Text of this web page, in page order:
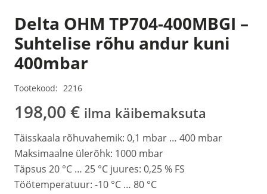
Delta OHM TP704-400MBGI –
Suhtelise rõhu andur kuni
400mbar
Tootekood: 2216
198,00 € ilma käibemaksuta
Täisskaala rõhuvahemik: 0,1 mbar … 400 mbar
Maksimaalne ülerõhk: 1000 mbar
Täpsus 20 °C … 25 °C juures: 0,25 % FS
Töötemperatuur: -10 °C … 80 °C